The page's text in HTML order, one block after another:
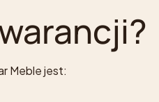
Meble jest: